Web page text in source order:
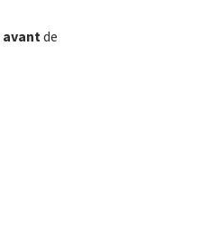
avantde